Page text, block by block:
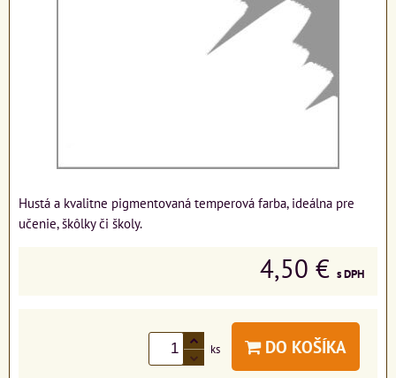
Hustá a kvalitne pigmentovaná temperová farba, ideálna pre
učenie, škôlky či školy.
4,50 € s DPH
ks DO KOŠÍKA